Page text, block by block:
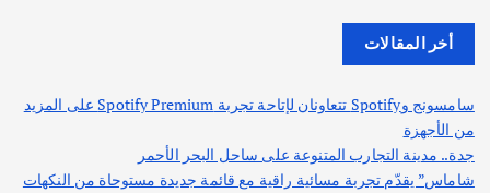
أخر المقالات
سامسونج وSpotify تتعاونان لإتاحة تجربة Spotify Premium على المزيد
من الأجهزة
جدة.. مدينة التجارب المتنوعة على ساحل البحر الأحمر
شاماس” يقدّم تجربة مسائية راقية مع قائمة جديدة مستوحاة من النكهات